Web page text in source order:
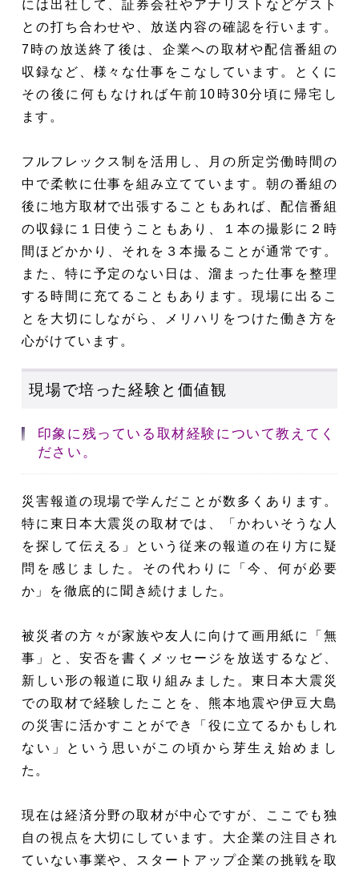
には出社して、証券会社やアナリストなどゲスト
との打ち合わせや、放送内容の確認を行います。
7時の放送終了後は、企業への取材や配信番組の
収録など、様々な仕事をこなしています。とくに
その後に何もなければ午前10時30分頃に帰宅し
ます。
フルフレックス制を活用し、月の所定労働時間の
中で柔軟に仕事を組み立てています。朝の番組の
後に地方取材で出張することもあれば、配信番組
の収録に１日使うこともあり、１本の撮影に２時
間ほどかかり、それを３本撮ることが通常です。
また、特に予定のない日は、溜まった仕事を整理
する時間に充てることもあります。現場に出るこ
とを大切にしながら、メリハリをつけた働き方を
心がけています。
現場で培った経験と価値観
印象に残っている取材経験について教えてく
ださい。
災害報道の現場で学んだことが数多くあります。
特に東日本大震災の取材では、「かわいそうな人
を探して伝える」という従来の報道の在り方に疑
問を感じました。その代わりに「今、何が必要
か」を徹底的に聞き続けました。
被災者の方々が家族や友人に向けて画用紙に「無
事」と、安否を書くメッセージを放送するなど、
新しい形の報道に取り組みました。東日本大震災
での取材で経験したことを、熊本地震や伊豆大島
の災害に活かすことができ「役に立てるかもしれ
ない」という思いがこの頃から芽生え始めまし
た。
現在は経済分野の取材が中心ですが、ここでも独
自の視点を大切にしています。大企業の注目され
ていない事業や、スタートアップ企業の挑戦を取